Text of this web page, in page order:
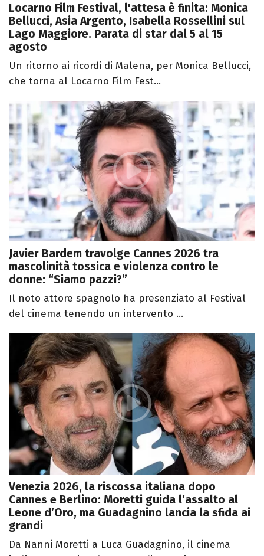
Locarno Film Festival, l'attesa è finita: Monica
Bellucci, Asia Argento, Isabella Rossellini sul
Lago Maggiore. Parata di star dal 5 al 15
agosto
Un ritorno ai ricordi di Malena, per Monica Bellucci,
che torna al Locarno Film Fest...
Javier Bardem travolge Cannes 2026 tra
mascolinità tossica e violenza contro le
donne: “Siamo pazzi?”
Il noto attore spagnolo ha presenziato al Festival
del cinema tenendo un intervento ...
Venezia 2026, la riscossa italiana dopo
Cannes e Berlino: Moretti guida l’assalto al
Leone d’Oro, ma Guadagnino lancia la sfida ai
grandi
Da Nanni Moretti a Luca Guadagnino, il cinema